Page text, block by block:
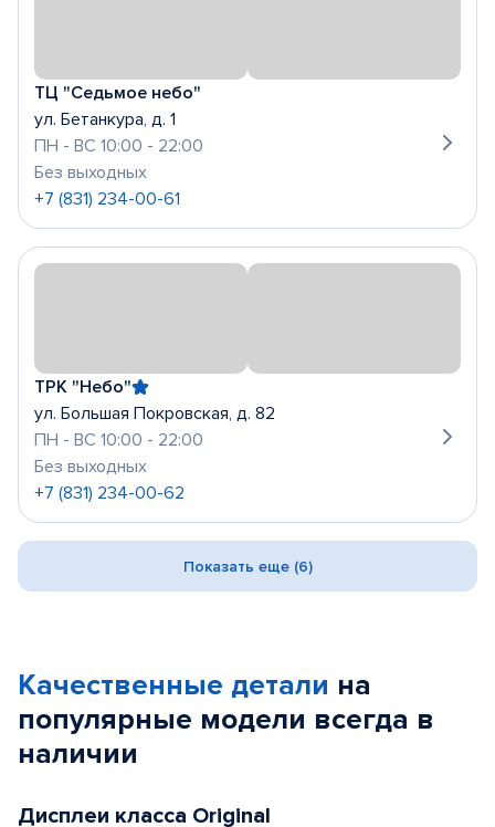
ТЦ "Седьмое небо"
ул. Бетанкура, д. 1
ПН - ВС 10:00 - 22:00
Без выходных
+7 (831) 234-00-61
ТРК "Небо"
ул. Большая Покровская, д. 82
ПН - ВС 10:00 - 22:00
Без выходных
+7 (831) 234-00-62
Показать еще (6)
Качественные детали на
популярные модели всегда в
наличии
Дисплеи класса Original